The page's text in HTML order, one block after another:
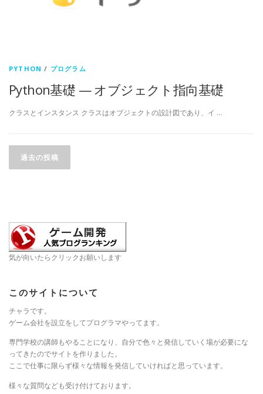
PYTHON / プログラム
Python基礎 — オブジェクト指向基礎
クラスとインスタンス クラスはオブジェクトの設計図であり、イ …
投
稿
ナ
シ
ョ
ン
過去の投稿
気が向いたらクリックお願いします
このサイトについて
チャラです。
ゲーム会社を設立をしてプログラマやってます。
専門学校の講師もやることになり、自分で色々と発信していく場が必要にな
ってきたのでサイトを作りました。
ここで仕事に限らず様々な情報を発信していければと思っています。
様々な質問なども受け付けております。